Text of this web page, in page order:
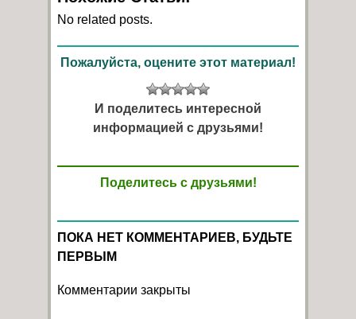
No related posts.
Пожалуйста, оцените этот материал!
И поделитесь интересной
информацией с друзьями!
Поделитесь с друзьями!
ПОКА НЕТ КОММЕНТАРИЕВ, БУДЬТЕ
ПЕРВЫМ
Комментарии закрыты